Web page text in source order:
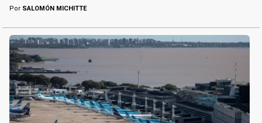
Por SALOMÓN MICHITTE